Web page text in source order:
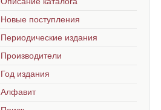
Новые поступления
Периодические издания
Производители
Год издания
Алфавит